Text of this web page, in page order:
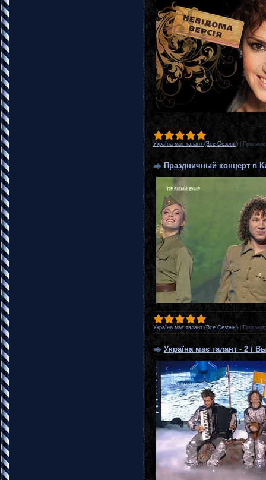
Україна має талант (Все Сезоны)
Праздничный концерт в
Україна має талант (Все Сезоны)
Україна має талант - 2 /